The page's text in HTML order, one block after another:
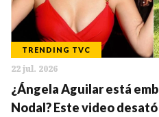
TRENDING TVC
22 jul. 2026
¿Ángela Aguilar está
Nodal? Este video